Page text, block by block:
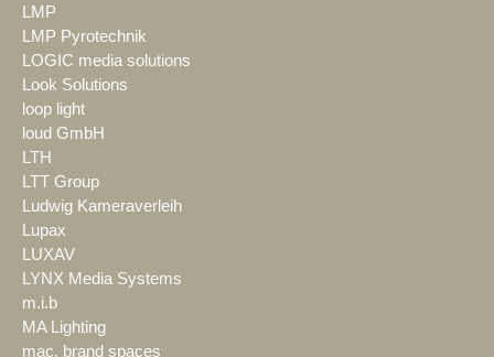
LMP
LMP Pyrotechnik
LOGIC media solutions
Look Solutions
loop light
loud GmbH
LTH
LTT Group
Ludwig Kameraverleih
Lupax
LUXAV
LYNX Media Systems
m.i.b
MA Lighting
mac. brand spaces